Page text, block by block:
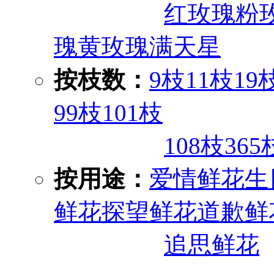
红玫瑰粉
瑰黄玫瑰满天星
按枝数： 9枝11枝19
99枝101枝
108枝365
按用途： 爱情鲜花生
鲜花探望鲜花道歉鲜
追思鲜花